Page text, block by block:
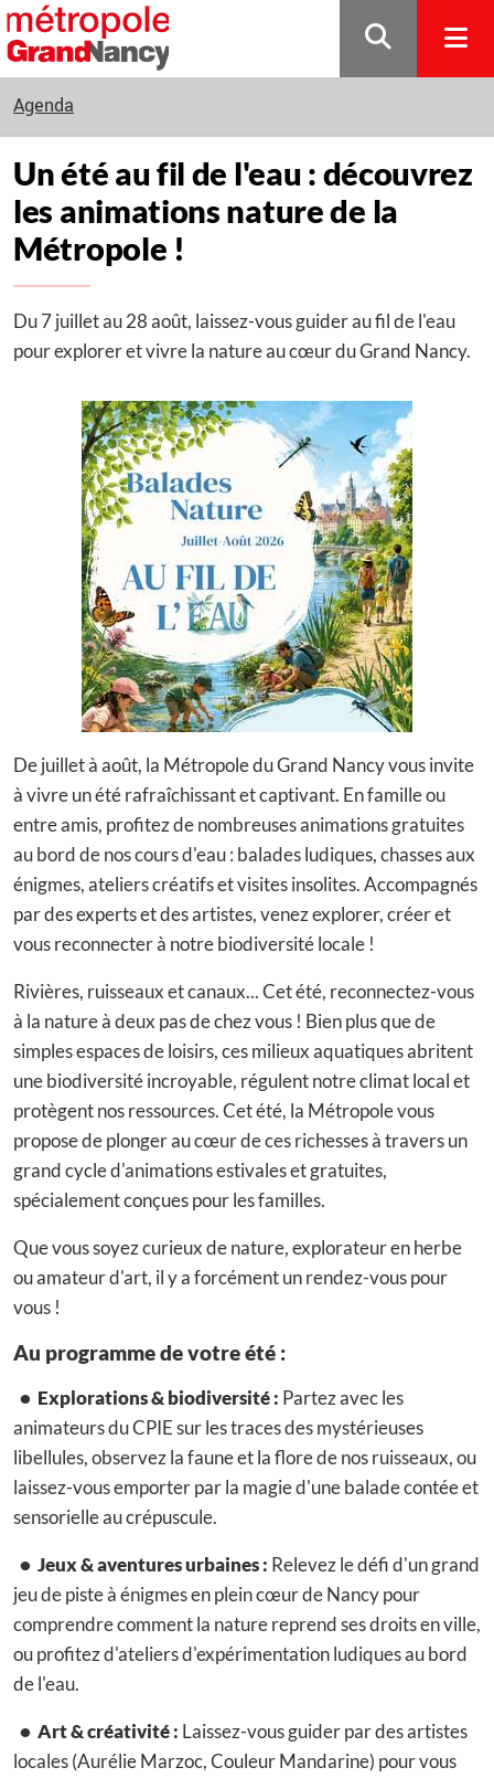
Gestion de vos préférences sur les cookies
Agenda
Un été au fil de l'eau : découvrez
les animations nature de la
Métropole !
Du 7 juillet au 28 août, laissez-vous guider au fil de l'eau
pour explorer et vivre la nature au cœur du Grand Nancy.
De juillet à août, la Métropole du Grand Nancy vous invite
à vivre un été rafraîchissant et captivant. En famille ou
entre amis, profitez de nombreuses animations gratuites
au bord de nos cours d'eau : balades ludiques, chasses aux
énigmes, ateliers créatifs et visites insolites. Accompagnés
par des experts et des artistes, venez explorer, créer et
vous reconnecter à notre biodiversité locale !
Rivières, ruisseaux et canaux... Cet été, reconnectez-vous
à la nature à deux pas de chez vous ! Bien plus que de
simples espaces de loisirs, ces milieux aquatiques abritent
une biodiversité incroyable, régulent notre climat local et
protègent nos ressources. Cet été, la Métropole vous
propose de plonger au cœur de ces richesses à travers un
grand cycle d'animations estivales et gratuites,
spécialement conçues pour les familles.
Que vous soyez curieux de nature, explorateur en herbe
ou amateur d'art, il y a forcément un rendez-vous pour
vous !
Au programme de votre été :
• Explorations & biodiversité : Partez avec les
animateurs du CPIE sur les traces des mystérieuses
libellules, observez la faune et la flore de nos ruisseaux, ou
laissez-vous emporter par la magie d'une balade contée et
sensorielle au crépuscule.
• Jeux & aventures urbaines : Relevez le défi d'un grand
jeu de piste à énigmes en plein cœur de Nancy pour
comprendre comment la nature reprend ses droits en ville,
ou profitez d'ateliers d'expérimentation ludiques au bord
de l'eau.
• Art & créativité : Laissez-vous guider par des artistes
locales (Aurélie Marzoc, Couleur Mandarine) pour vous